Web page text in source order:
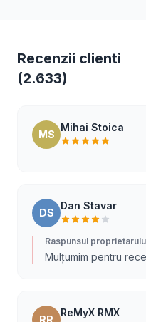
Recenzii clienti
(2.633)
MS
Mihai Stoica
DS
Dan Stavar
Raspunsul
Mulțumim pentru
RR
ReMyX RMX